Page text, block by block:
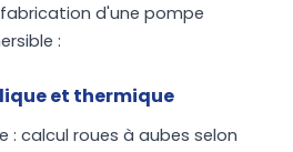
d'une pompe
:
et thermique
: calcul roues à aubes selon